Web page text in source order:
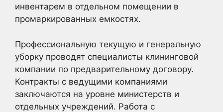
инвентарем в отдельном помещении в
промаркированных емкостях.
Профессиональную текущую и генеральную
уборку проводят специалисты клининговой
компании по предварительному договору.
Контракты с ведущими компаниями
заключаются на уровне министерств и
отдельных учреждений. Работа с